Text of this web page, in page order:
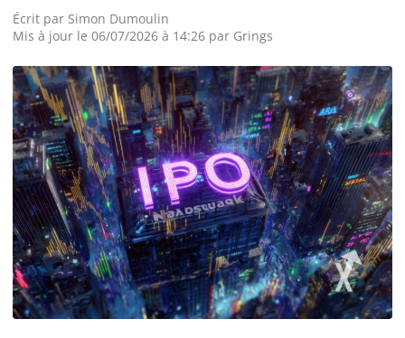
Écrit par Simon Dumoulin
Mis à jour le 06/07/2026 à 14:26 par Grings